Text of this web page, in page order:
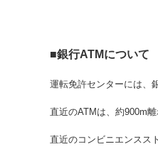
■銀行ATMについて
運転免許センターには、
直近のATMは、約900m
直近のコンビニエンスス